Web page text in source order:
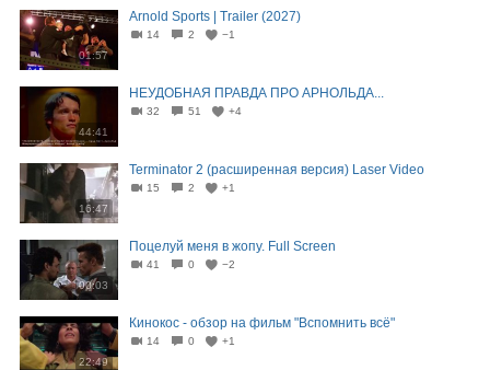
01:57
Arnold Sports | Trailer (2027)
14 2 −1
44:41
НЕУДОБНАЯ ПРАВДА ПРО АРНОЛЬДА...
32 51 +4
16:47
Terminator 2 (расширенная версия) Laser Video
15 2 +1
00:03
Поцелуй меня в жопу. Full Screen
41 0 −2
22:49
Кинокос - обзор на фильм "Вспомнить всё"
14 0 +1